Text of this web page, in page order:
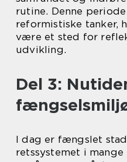
rutine. Denne
reformistiske tanker,
være et sted for
udvikling.
Del 3:
I dag er fængslet
retssystemet i